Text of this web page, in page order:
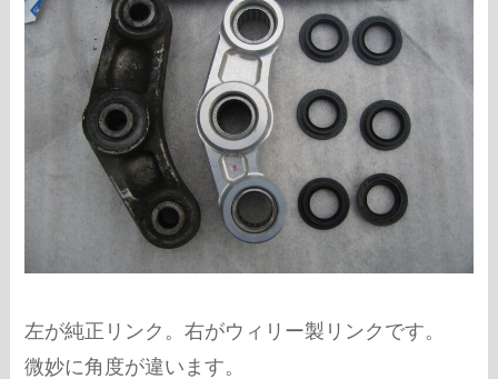
左が純正リンク。右がウィリー製リンクです。
微妙に角度が違います。